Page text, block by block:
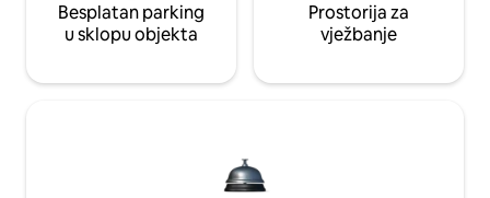
Besplatan parking
u sklopu objekta
Prostorija za
vježbanje